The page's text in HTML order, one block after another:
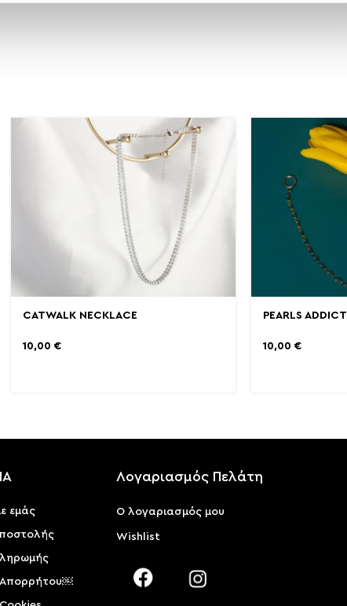
CATWALK NECKLACE
10,00 €
PEARLS ADDICT
10,00 €
εμάς
Απορρήτου￼
Λογαριασμός Πελάτη
Ο λογαριασμός μου
Wishlist